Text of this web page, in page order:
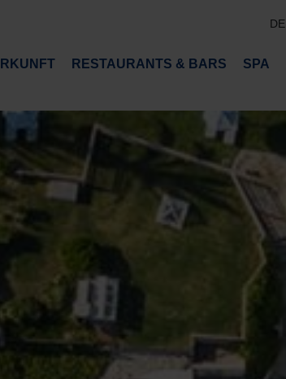
DE
RESTAURANTS & BARS SPA